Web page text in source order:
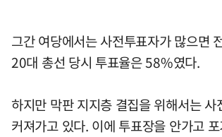
그간 여당에서는 사전투표자가 많으면
20대 총선 당시 투표율은 58%였다.
하지만 막판 지지층 결집을 위해서는
커져가고 있다. 이에 투표장을 안가고